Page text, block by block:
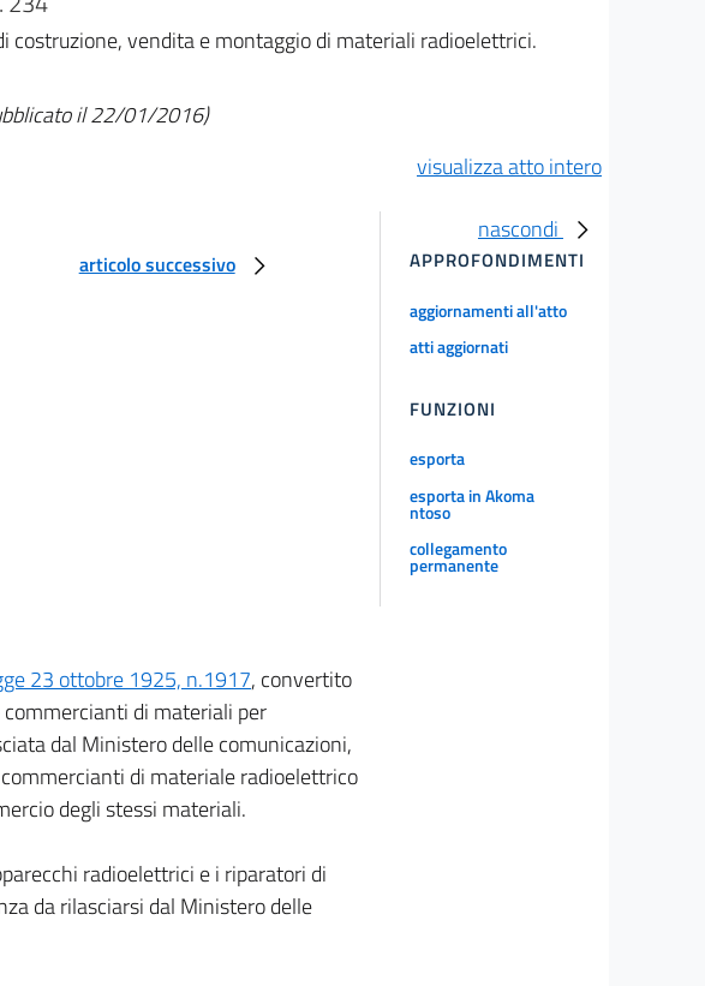
costruzione, vendita e montaggio di materiali radioelettrici.
il 22/01/2016)
visualizza atto intero
articolo successivo
23 ottobre 1925, n.1917, convertito
di materiali per
dal Ministero delle comunicazioni,
di materiale radioelettrico
degli stessi materiali.
radioelettrici e i riparatori di
da rilasciarsi dal Ministero delle
nascondi
APPROFONDIMENTI
aggiornamenti all'atto
atti aggiornati
FUNZIONI
esporta
esporta in Akoma
ntoso
collegamento
permanente